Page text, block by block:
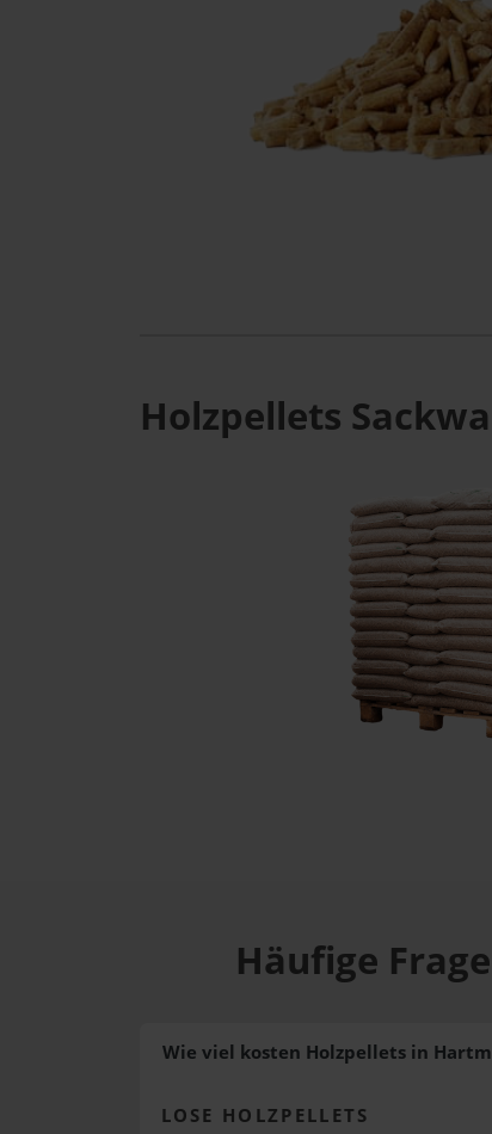
Holzpellets
Häufige
Wie viel kosten Holzpellets in
LOSE HOLZPELLETS